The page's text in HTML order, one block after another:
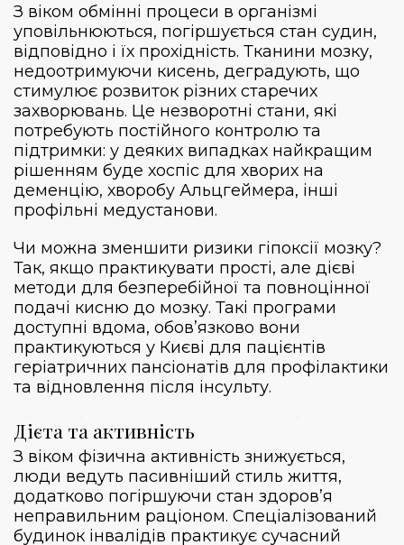
З віком обмінні процеси в організмі
уповільнюються, погіршується стан судин,
відповідно і їх прохідність. Тканини мозку,
недоотримуючи кисень, деградують, що
стимулює розвиток різних старечих
захворювань. Це незворотні стани, які
потребують постійного контролю та
підтримки: у деяких випадках найкращим
рішенням буде хоспіс для хворих на
деменцію, хворобу Альцгеймера, інші
профільні медустанови.
Чи можна зменшити ризики гіпоксії мозку?
Так, якщо практикувати прості, але дієві
методи для безперебійної та повноцінної
подачі кисню до мозку. Такі програми
доступні вдома, обов’язково вони
практикуються у Києві для пацієнтів
геріатричних пансіонатів для профілактики
та відновлення після інсульту.
Дієта та активність
З віком фізична активність знижується,
люди ведуть пасивніший стиль життя,
додатково погіршуючи стан здоров’я
неправильним раціоном. Спеціалізований
будинок інвалідів практикує сучасний